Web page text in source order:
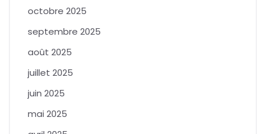
octobre 2025
septembre 2025
août 2025
juillet 2025
juin 2025
mai 2025